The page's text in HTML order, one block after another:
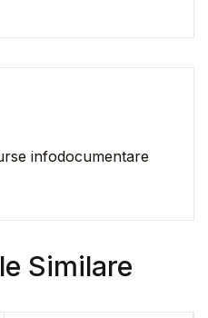
infodocumentare
Similare